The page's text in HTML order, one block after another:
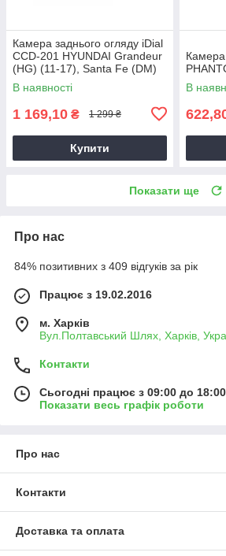
Камера заднього огляду iDial
CCD-201 HYUNDAI Grandeur
(HG) (11-17), Santa Fe (DM)
(12-18)
В наявності
1 169,10 ₴ 1 299 ₴
Купити
Камера
В
Показати ще
Про нас
84% позитивних з 409 відгуків за рік
Працює з 19.02.2016
м. Харків
Вул.Полтавський Шлях, Харків,
Контакти
Сьогодні працює з 09:00 до 18:00
Показати весь графік роботи
Про нас
Контакти
Доставка та оплата